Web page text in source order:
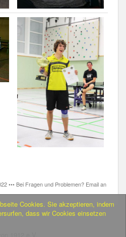
••• Bei Fragen und Problemen? Email an
Cookies. Sie akzeptieren, indem
dass wir Cookies einsetzen